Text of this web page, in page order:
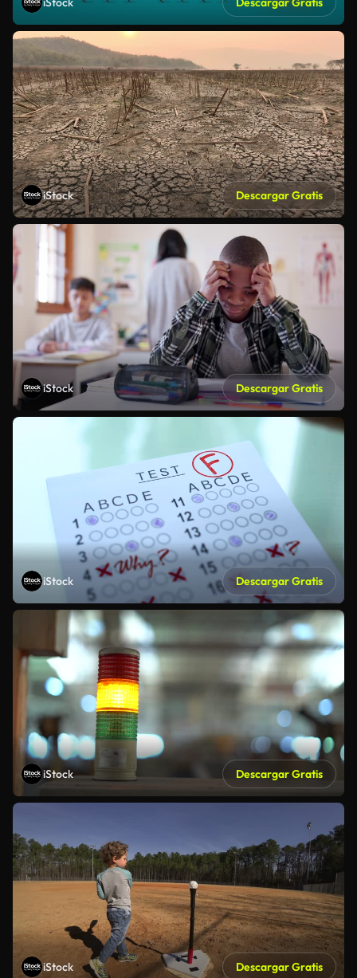
iStock Descargar Gratis
iStock Descargar Gratis
iStock Descargar Gratis
iStock Descargar Gratis
iStock Descargar Gratis